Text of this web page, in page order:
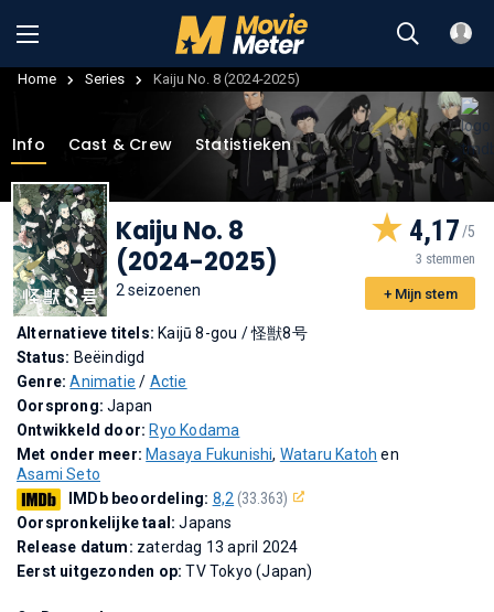
Home Series Kaiju No. 8 (2024-2025)
Info Cast & Crew Statistieken
Kaiju No. 8
(2024-2025)
2 seizoenen
4,17
3 stemmen
+ Mijn stem
Alternatieve titels: Kaijū 8-gou /怪獣8号
Status: Beëindigd
Genre:Animatie / Actie
Oorsprong:Japan
Ontwikkeld door: Ryo Kodama
Met onder meer: Masaya Fukunishi, Wataru Katoh en
Asami Seto
IMDb beoordeling: 8,2 (33.363)
Oorspronkelijke taal:Japans
Release datum: zaterdag 13 april 2024
Eerst uitgezonden op:TV Tokyo (Japan)